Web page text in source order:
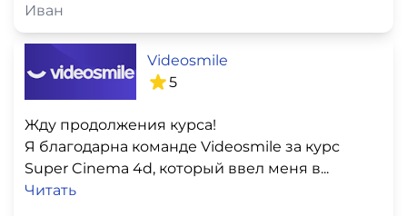
Иван
Videosmile
5
Жду продолжения курса!
Я благодарна команде Videosmile за курс
Super Cinema 4d, который ввел меня в...
Читать